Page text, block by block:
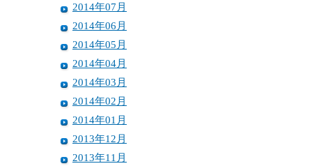
2014年07月
2014年06月
2014年05月
2014年04月
2014年03月
2014年02月
2014年01月
2013年12月
2013年11月